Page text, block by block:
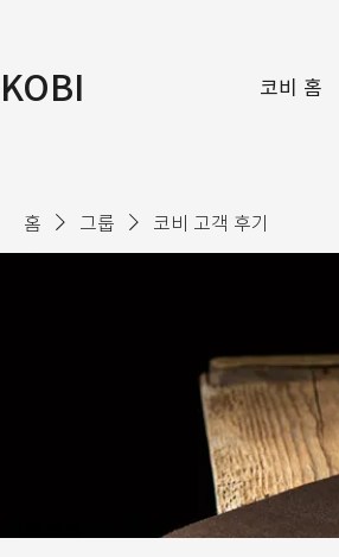
KOBI 코비 홈
홈 그룹 코비 고객 후기